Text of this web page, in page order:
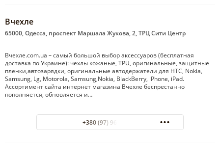
Вчехле
65000, Одесса, проспект Маршала Жукова, 2, ТРЦ Сити Центр
Вчехле.com.ua – cамый большой выбор аксессуаров (бесплатная
доставка по Украине): чехлы кожаные, TPU, оригинальные, защитные
пленки,автозарядки, оригинальные автодержатели для HTC, Nokia,
Samsung, Lg, Motorola, Samsung,Nokia, BlackBerry, iPhone, iPad.
Ассортимент сайта интернет магазина Вчехле беспрестанно
пополняется, обновляется и…
+380 (97) 963-05-23